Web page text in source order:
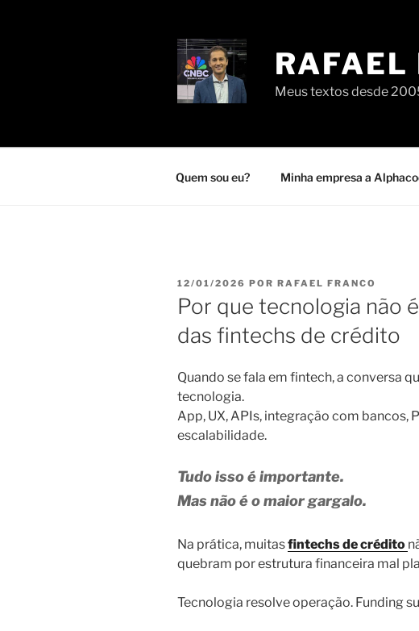
RAFAEL
Meus textos desde
Quem sou eu? Minha empresa a
PUBLICADO
EM
12/01/2026 POR RAFAEL FRANCO
Por que tecnologia não
das fintechs de crédito
Quando se fala em fintech, a conversa
tecnologia.
App, UX, APIs, integração com bancos,
escalabilidade.
Tudo isso é importante.
Mas não é o maior gargalo.
Na prática, muitasfintechs de crédito
quebram por estrutura financeira mal
Tecnologia resolve operação. Funding